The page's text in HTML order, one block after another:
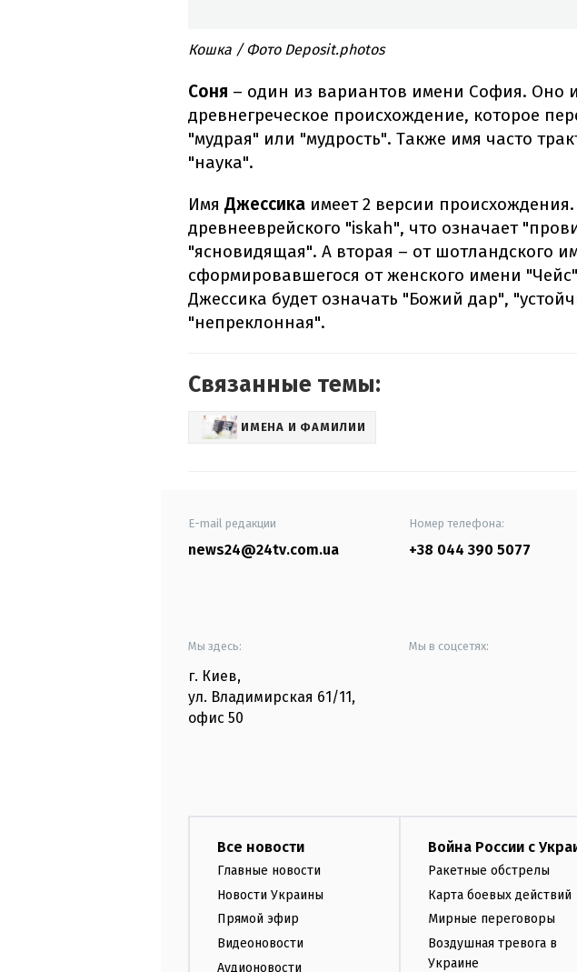
Кошка / Фото Deposit.photos
Соня – один из вариантов имени София. Оно
древнегреческое происхождение, которое
"мудрая" или "мудрость". Также имя часто
"наука".
Имя Джессика имеет 2 версии
древнееврейского "iskah", что означает
"ясновидящая". А вторая – от шотландского
сформировавшегося от женского имени
Джессика будет означать "Божий дар",
"непреклонная".
Связанные темы:
ИМЕНА И ФАМИЛИИ
E-mail редакции
news24@24tv.com.ua
Номер телефона:
+38 044 390 5077
Мы здесь:
г. Киев,
ул. Владимирская 61/11,
офис 50
Мы в соцсетях:
Все новости
Главные новости
Новости Украины
Прямой эфир
Видеоновости
Аудионовости
Война России с
Ракетные обстрелы
Карта боевых действий
Мирные переговоры
Воздушная тревога в
Украине